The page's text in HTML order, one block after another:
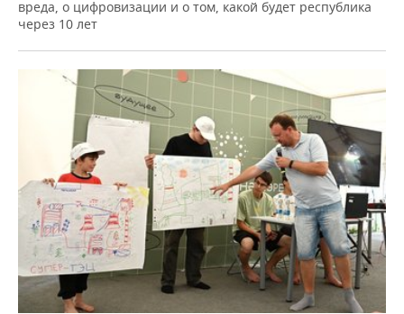
вреда, о цифровизации и о том, какой будет республика
через 10 лет